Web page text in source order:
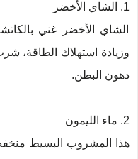
1. الشاي الأخضر
الشاي الأخضر غني
وزيادة استهلاك الطاقة،
دهون البطن.
2. ماء الليمون
هذا المشروب البسيط